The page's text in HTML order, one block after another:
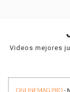
Videos mejores